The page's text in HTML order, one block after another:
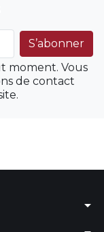
moment. Vous
de contact
arrow_drop_down